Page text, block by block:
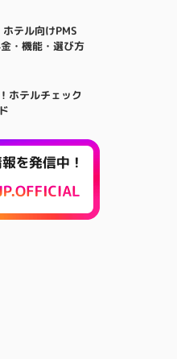
ホテル向けPMS
・機能・選び方
ホテルチェック